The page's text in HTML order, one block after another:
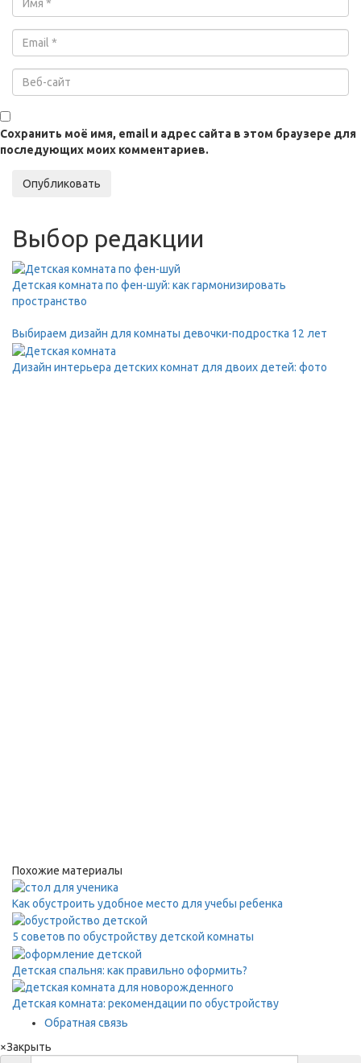
Сохранить моё имя, email и адрес сайта в этом браузере для
последующих моих комментариев.
Опубликовать
Выбор редакции
Детская комната по фен-шуй: как гармонизировать
пространство
Выбираем дизайн для комнаты девочки-подростка 12 лет
Дизайн интерьера детских комнат для двоих детей: фото
Похожие материалы
Как обустроить удобное место для учебы ребенка
5 советов по обустройству детской комнаты
Детская спальня: как правильно оформить?
Детская комната: рекомендации по обустройству
Обратная связь
×Закрыть